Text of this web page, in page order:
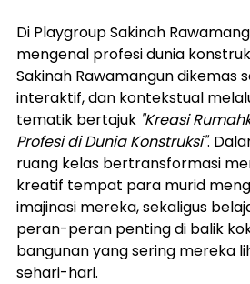
Di Playgroup Sakinah
mengenal profesi dunia
Sakinah Rawamangun dikemas
interaktif, dan kontekstual
tematik bertajuk "Kreasi
Profesi di Dunia Konstruksi".
ruang kelas bertransformasi
kreatif tempat para murid
imajinasi mereka, sekaligus
peran-peran penting di balik
bangunan yang sering mereka
sehari-hari.